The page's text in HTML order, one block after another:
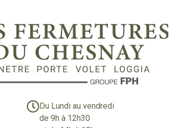
Du Lundi au vendredi
de 9h à 12h30